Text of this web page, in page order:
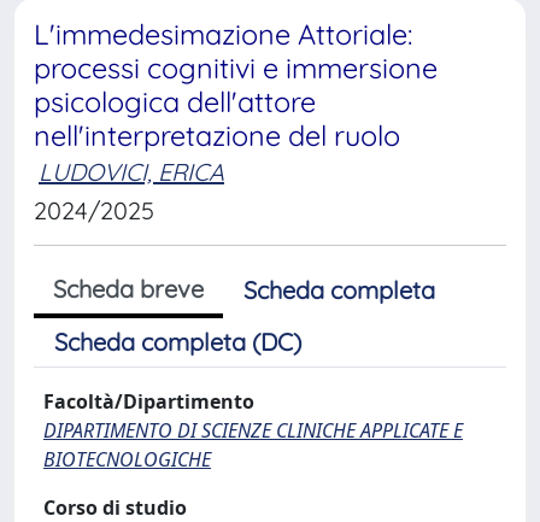
L'immedesimazione Attoriale:
processi cognitivi e immersione
psicologica dell'attore
nell'interpretazione del ruolo
LUDOVICI, ERICA
2024/2025
Scheda breve
Scheda completa
Scheda completa (DC)
Facoltà/Dipartimento
DIPARTIMENTO DI SCIENZE CLINICHE APPLICATE E
BIOTECNOLOGICHE
Corso di studio